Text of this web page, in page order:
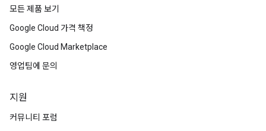
모든 제품 보기
Google Cloud 가격 책정
Google Cloud Marketplace
영업팀에 문의
지원
커뮤니티 포럼